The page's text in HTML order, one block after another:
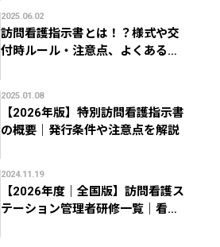
2025.06.02
訪問看護指示書とは！？様式や交
付時ルール・注意点、よくある返
2025.01.08
【2026年版】特別訪問看護指示書
の概要｜発行条件や注意点を解説
2024.11.19
【2026年度｜全国版】訪問看護ス
テーション管理者研修一覧｜看護